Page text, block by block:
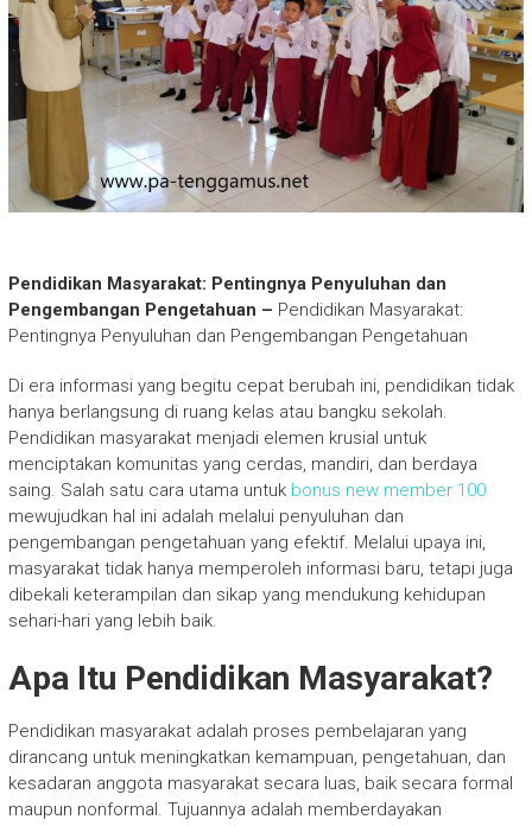
Pendidikan Masyarakat: Pentingnya Penyuluhan dan
Pengembangan Pengetahuan – Pendidikan Masyarakat:
Pentingnya Penyuluhan dan Pengembangan Pengetahuan
Di era informasi yang begitu cepat berubah ini, pendidikan tidak
hanya berlangsung di ruang kelas atau bangku sekolah.
Pendidikan masyarakat menjadi elemen krusial untuk
menciptakan komunitas yang cerdas, mandiri, dan berdaya
saing. Salah satu cara utama untuk bonus new member 100
mewujudkan hal ini adalah melalui penyuluhan dan
pengembangan pengetahuan yang efektif. Melalui upaya ini,
masyarakat tidak hanya memperoleh informasi baru, tetapi juga
dibekali keterampilan dan sikap yang mendukung kehidupan
sehari-hari yang lebih baik.
Apa Itu Pendidikan Masyarakat?
Pendidikan masyarakat adalah proses pembelajaran yang
dirancang untuk meningkatkan kemampuan, pengetahuan, dan
kesadaran anggota masyarakat secara luas, baik secara formal
maupun nonformal. Tujuannya adalah memberdayakan